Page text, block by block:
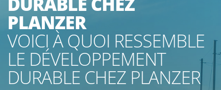
PLANZER
VOICI À QUOI RESSEMBLE
LE DÉVELOPPEMENT
DURABLE CHEZ PLANZER